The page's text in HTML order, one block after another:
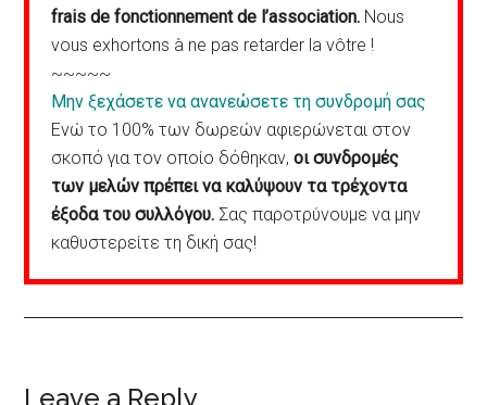
frais de fonctionnement de l’association. Nous
vous exhortons à ne pas retarder la vôtre !
~~~~~
Μην ξεχάσετε να ανανεώσετε τη συνδρομή σας
Ενώ το 100% των δωρεών αφιερώνεται στον
σκοπό για τον οποίο δόθηκαν,οι συνδρομές
των μελών πρέπει να καλύψουν τα τρέχοντα
έξοδα του συλλόγου. Σας παροτρύνουμε να μην
καθυστερείτε τη δική σας!
Leave a Reply